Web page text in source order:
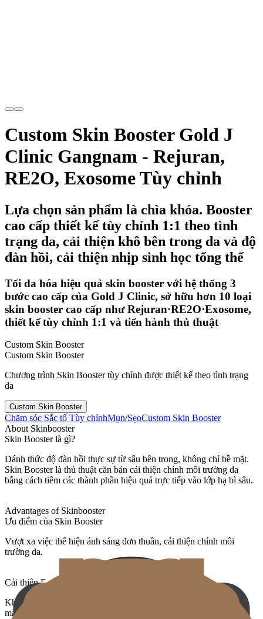
Custom Skin Booster Gold J
Clinic Gangnam - Rejuran,
RE2O, Exosome Tùy chỉnh
Lựa chọn sản phẩm là chìa khóa. Booster
cao cấp thiết kế tùy chỉnh 1:1 theo tình
trạng da, cải thiện khô bên trong da và độ
đàn hồi, cải thiện nhịp sinh học tổng thể
Tối đa hóa hiệu quả skin booster với hệ thống 3
bước cao cấp của Gold J Clinic, sở hữu hơn 10 loại
skin booster cao cấp như Rejuran·RE2O·Exosome,
thiết kế tùy chỉnh 1:1 và tiến hành thủ thuật
Custom Skin Booster
Custom Skin Booster
Chương trình Skin Booster tùy chỉnh được thiết kế theo tình trạng
da
Custom Skin Booster
Chăm sóc Sắc tố Tùy chỉnhMụn/SẹoCustom Skin Booster
About Skinbooster
Skin Booster là gì?
Đánh thức độ đàn hồi thực sự từ sâu bên trong, không chỉ bề mặt.
Skin Booster là thủ thuật căn bản cải thiện chính môi trường da
bằng cách tiêm các thành phần hiệu quả trực tiếp vào lớp hạ bì sâu.
Advantages of Skinbooster
Ưu điểm của Skin Booster
Vượt xa việc thể hiện ánh sáng đơn thuần, cải thiện chính môi
trường da.
Cải thiện Da Căn bản
Không chỉ tạm thời cải thiện vẻ ngoài
mà phục hồi căn bản sức khỏe và độ đàn hồi của da.